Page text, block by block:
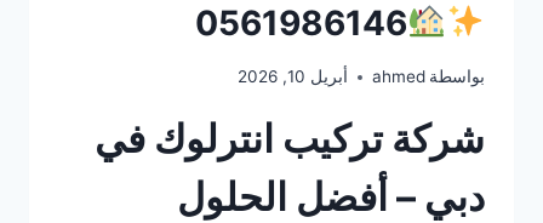
0561986146
بواسطة ahmed أبريل 10, 2026
شركة تركيب انترلوك في
دبي – أفضل الحلول